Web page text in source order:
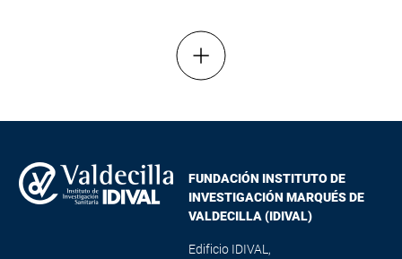
FUNDACIÓN INSTITUTO DE
INVESTIGACIÓN MARQUÉS DE
VALDECILLA (IDIVAL)
Edificio IDIVAL,